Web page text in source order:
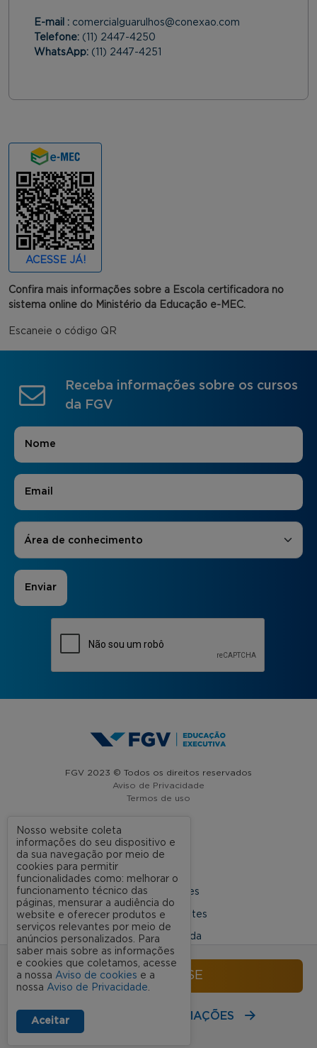
INSCREVA-SE
RECEBA MAIS INFORMAÇÕES
E-mail : comercialguarulhos@conexao.com
Telefone: (11) 2447-4250
WhatsApp: (11) 2447-4251
ACESSE JÁ!
Confira mais informações sobre a Escola certificadora no
sistema online do Ministério da Educação e-MEC.
Escaneie o código QR
Receba informações sobre os cursos
da FGV
Nome
E-mail
Áreas de Interesse
Área de conhecimento
FGV 2023 © Todos os direitos reservados
Aviso de Privacidade
Termos de uso
A FGV
Nossas Unidades
Dúvidas Frequentes
Rede Conveniada
Ouvidoria Acadêmica
Nosso website coleta
informações do seu dispositivo e
da sua navegação por meio de
cookies para permitir
funcionalidades como: melhorar o
funcionamento técnico das
páginas, mensurar a audiência do
website e oferecer produtos e
serviços relevantes por meio de
anúncios personalizados. Para
saber mais sobre as informações
e cookies que coletamos, acesse
a nossa Aviso de cookies e a
nossa Aviso de Privacidade.
Aceitar